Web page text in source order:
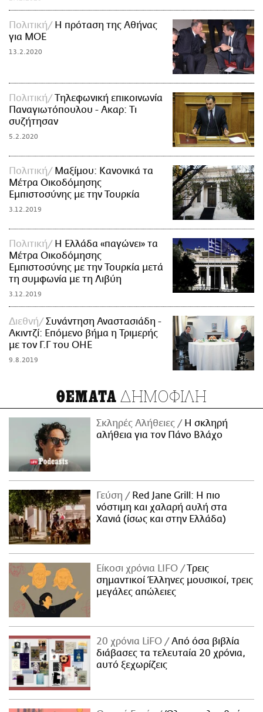
Πολιτική
Η πρόταση της Αθήνας
για ΜΟΕ
13.2.2020
Πολιτική
Τηλεφωνική επικοινωνία
Παναγιωτόπουλου - Ακαρ: Τι
συζήτησαν
5.2.2020
Πολιτική
Μαξίμου: Κανονικά τα
Μέτρα Οικοδόμησης
Εμπιστοσύνης με την Τουρκία
3.12.2019
Πολιτική
Η Ελλάδα «παγώνει» τα
Μέτρα Οικοδόμησης
Εμπιστοσύνης με την Τουρκία μετά
τη συμφωνία με τη Λιβύη
3.12.2019
Διεθνή
Συνάντηση Αναστασιάδη -
Ακιντζί: Επόμενο βήμα η Τριμερής
με τον Γ.Γ του ΟΗΕ
9.8.2019
ΘΕΜΑΤΑ ΔΗΜΟΦΙΛΗ
Σκληρές Αλήθειες
H σκληρή
αλήθεια για τον Πάνο Βλάχο
Γεύση
Red Jane Grill: Η πιο
νόστιμη και χαλαρή αυλή στα
Χανιά (ίσως και στην Ελλάδα)
Είκοσι χρόνια LIFO
Tρεις
σημαντικοί Έλληνες μουσικοί, τρεις
μεγάλες απώλειες
20 χρόνια LiFO
Από όσα βιβλία
διάβασες τα τελευταία 20 χρόνια,
αυτό ξεχωρίζεις